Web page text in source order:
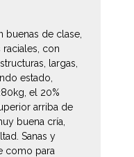
buenas de clase,
con
largas,
estado,
el 20%
arriba de
buena cría,
Sanas y
como para